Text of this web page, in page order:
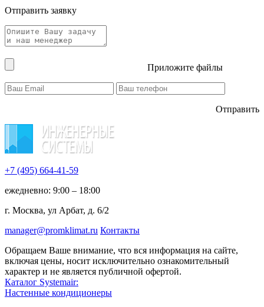
Отправить заявку
Приложите файлы
Отправить
+7 (495) 664-41-59
ежедневно: 9:00 – 18:00
г. Москва, ул Арбат, д. 6/2
manager@promklimat.ru Контакты
Обращаем Ваше внимание, что вся информация на сайте,
включая цены, носит исключительно ознакомительный
характер и не является публичной офертой.
Каталог Systemair:
Настенные кондиционеры